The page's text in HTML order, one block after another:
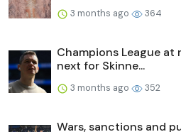
3 months ago 364
Champions League at
next for Skinne...
3 months ago 352
Wars, sanctions and